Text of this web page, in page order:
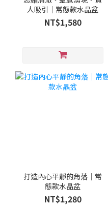
人吸引｜常態款水晶盆
NT$1,580
打造內心平靜的角落｜常
態款水晶盆
NT$1,280